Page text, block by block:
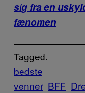
sig fra en
fænomen
Tagged:
bedste
venner BFF